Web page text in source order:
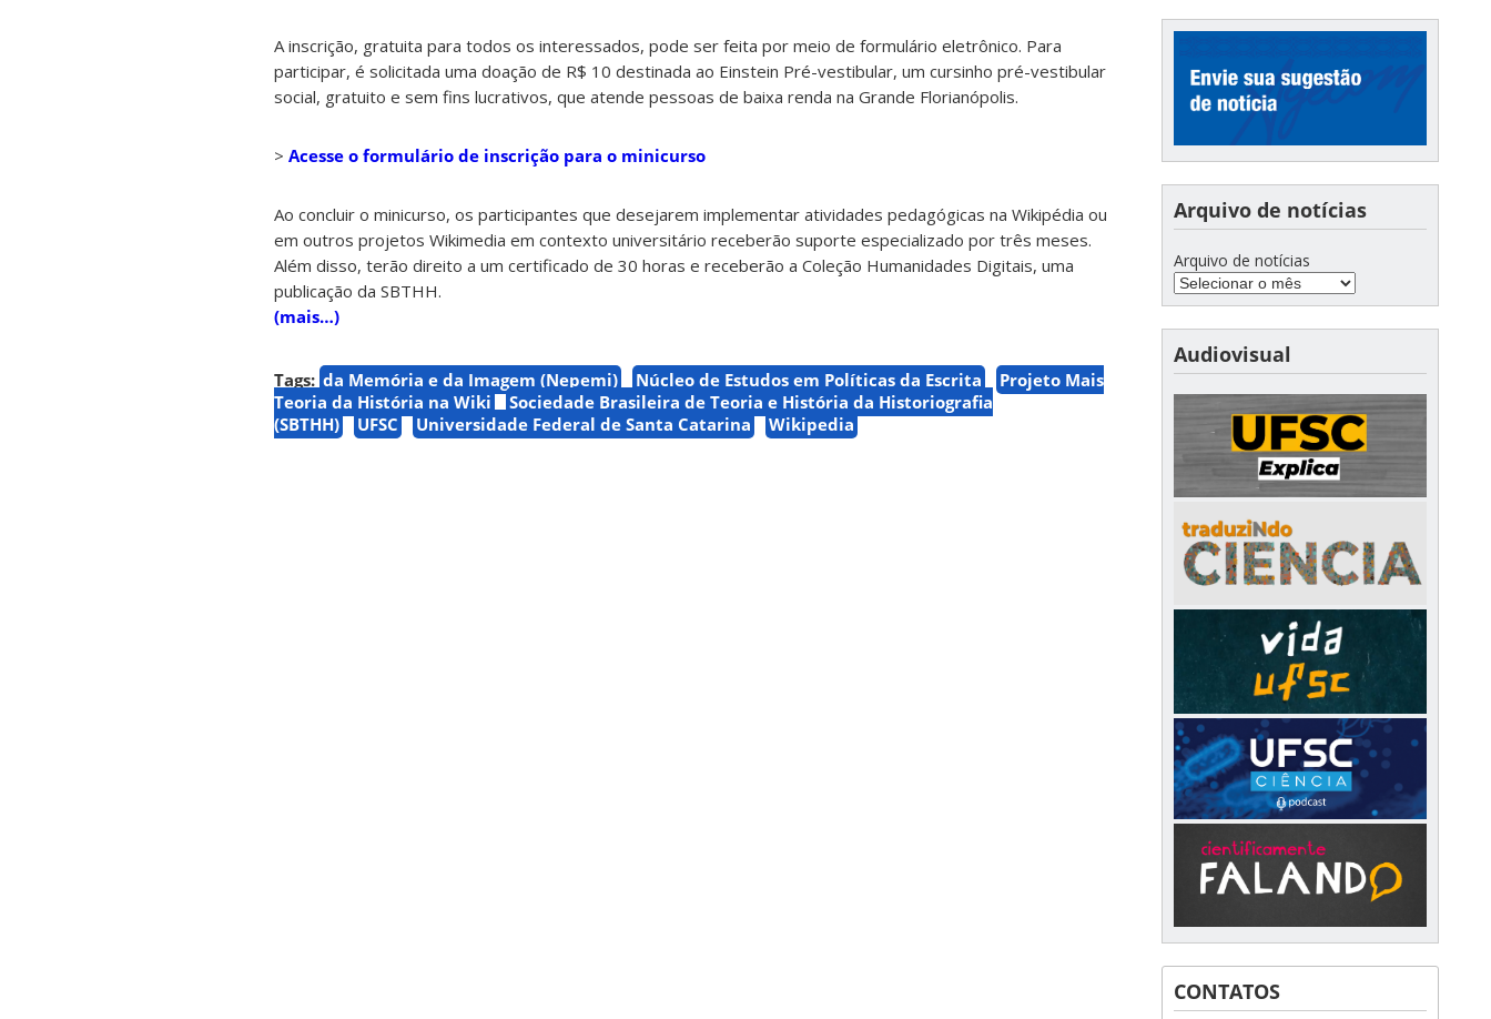
A inscrição, gratuita para todos os interessados, pode ser feita por meio de formulário eletrônico. Para
participar, é solicitada uma doação de R$ 10 destinada ao Einstein Pré-vestibular, um cursinho pré-vestibular
social, gratuito e sem fins lucrativos, que atende pessoas de baixa renda na Grande Florianópolis.
> Acesse o formulário de inscrição para o minicurso
Ao concluir o minicurso, os participantes que desejarem implementar atividades pedagógicas na Wikipédia ou
em outros projetos Wikimedia em contexto universitário receberão suporte especializado por três meses.
Além disso, terão direito a um certificado de 30 horas e receberão a Coleção Humanidades Digitais, uma
publicação da SBTHH.
(mais…)
Tags: da Memória e da Imagem (Nepemi) Núcleo de Estudos em Políticas da Escrita
Projeto Mais
Teoria da História na Wiki
Sociedade Brasileira de Teoria e História da Historiografia
(SBTHH)
UFSC Universidade Federal de Santa Catarina Wikipedia
Arquivo de notícias
Arquivo de notícias
Audiovisual
CONTATOS